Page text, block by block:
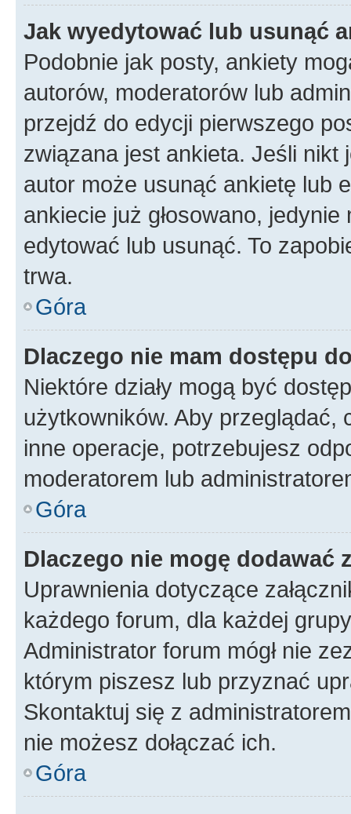
Jak wyedytować lub usunąć
Podobnie jak posty, ankiety
autorów, moderatorów lub
przejdź do edycji pierwszego
związana jest ankieta. Jeśli nikt
autor może usunąć ankietę lub
ankiecie już głosowano,
edytować lub usunąć. To
trwa.
Góra
Dlaczego nie mam dostępu
Niektóre działy mogą być
użytkowników. Aby
inne operacje, potrzebujesz
moderatorem lub
Góra
Dlaczego nie mogę dodawać
Uprawnienia dotyczące
każdego forum, dla każdej
Administrator forum mógł nie
którym piszesz lub przyznać
Skontaktuj się z
nie możesz dołączać ich.
Góra